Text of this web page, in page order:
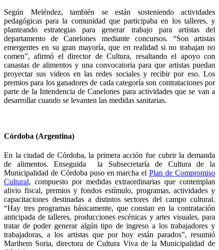
Según Meléndez, también se están sosteniendo actividades
pedagógicas para la comunidad que participaba en los talleres, y
planteando estrategias para generar trabajo para artistas del
departamento de Canelones mediante concursos. “Son artistas
emergentes en su gran mayoría, que en realidad si no trabajan no
comen”, afirmó el director de Cultura, resaltando el apoyo con
canastas de alimentos y una convocatoria para que artistas puedan
proyectar sus videos en las redes sociales y recibir por eso. Los
premios para los ganadores de cada categoría son contrataciones por
parte de la Intendencia de Canelones para actividades que se van a
desarrollar cuando se levanten las medidas sanitarias.
Córdoba (Argentina)
En la ciudad de Córdoba, la primera acción fue cubrir la demanda
de alimentos. Enseguida la Subsecretaría de Cultura de la
Municipalidad de Córdoba puso en marcha elPlan de Compromiso
Cultural, compuesto por medidas extraordinarias que contemplan
alivio fiscal, premios y fondos estímulo, programas, actividades y
capacitaciones destinadas a distintos sectores del campo cultural.
“Hay tres programas básicamente, que constan en la contratación
anticipada de talleres, producciones escénicas y artes visuales, para
tratar de poder generar algún tipo de ingreso a los trabajadores y
trabajadoras, a los artistas que por hoy están parados”, resumió
Marihem Soria, directora de Cultura Viva de la Municipalidad de